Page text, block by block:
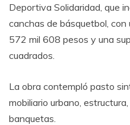
Deportiva Solidaridad, que
canchas de básquetbol,
572 mil 608 pesos y una
cuadrados.
La obra contempló pasto
mobiliario urbano,
banquetas.